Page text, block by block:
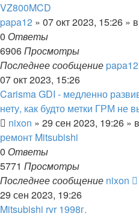
VZ800MCD
papa12 » 07 окт 2023, 15:26 »
0 Ответы
6906Просмотры
Последнее сообщение papa12
07 окт 2023, 15:26
Carisma GDI - медленно
нету, как будто метки ГРМ не
nixon » 29 сен 2023, 19:26 »
ремонт Mitsubishi
0 Ответы
5771 Просмотры
Последнее сообщение nixon
29 сен 2023, 19:26
Mitsubishi rvr 1998г.